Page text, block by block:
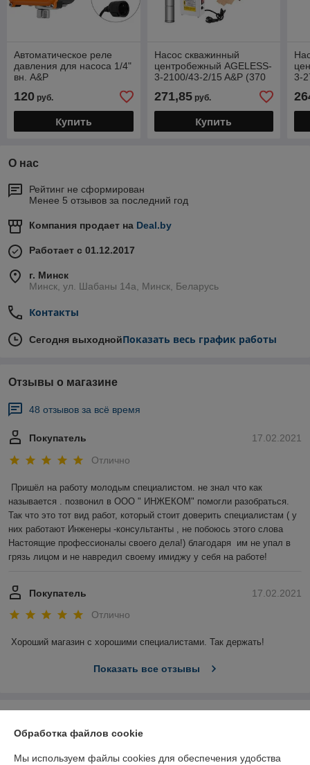
Автоматическое реле
давления для насоса 1/4"
вн. A&P
120 руб.
Купить
Насос скважинный
центробежный AGELESS-
3-2100/43-2/15 A&P (370
Вт, 2,7 м3/ч, 60м, 3" / 7,62
см)
271,85руб.
Купить
3-
см)
О нас
Рейтинг не сформирован
Менее 5 отзывов за последний год
Компания продает на Deal.by
Работает с 01.12.2017
г. Минск
Минск, ул. Шабаны 14а, Минск, Беларусь
Контакты
Сегодня выходнойПоказать весь график работы
Отзывы о магазине
48 отзывов за всё время
17.02.2021
Покупатель
Отлично
Пришёл на работу молодым специалистом. не знал что как
называется . позвонил в ООО " ИНЖЕКОМ" помогли разобраться.
Так что это тот вид работ, который стоит доверить специалистам ( у
них работают Инженеры -консультанты , не побоюсь этого слова
Настоящие профессионалы своего дела!) благодаря  им не упал в
грязь лицом и не навредил своему имиджу у себя на работе!
17.02.2021
Покупатель
Отлично
Хороший магазин с хорошими специалистами. Так держать!
Показать все отзывы
Обработка файлов cookie
Мы используем файлы cookies для обеспечения удобства